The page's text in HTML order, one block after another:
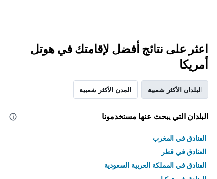
اعثر على نتائج أفضل لإقامتك في هوتل
أمريكا
البلدان الأكثر شعبية المدن الأكثر شعبية
البلدان التي يبحث عنها مستخدمونا
الفنادق في المغرب
الفنادق في قطر
الفنادق في المملكة العربية السعودية